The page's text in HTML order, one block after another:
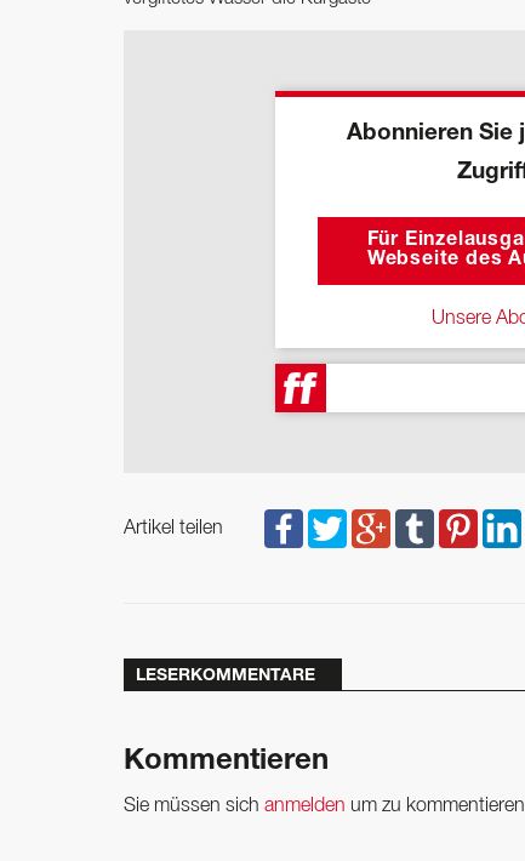
Abonnieren Sie
Für
Webseite des
Unsere
Artikel teilen
LESERKOMMENTARE
Kommentieren
Sie müssen sich anmelden um zu